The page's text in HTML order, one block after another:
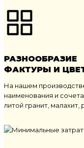
РАЗНООБРАЗИЕ
ФАКТУРЫ И
На нашем
наименования и
литой гранит,